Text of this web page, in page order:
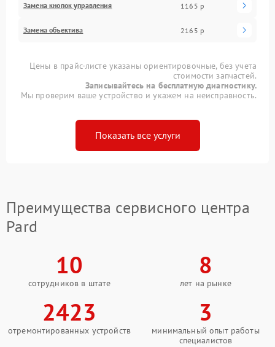
Замена кнопок управления 1165 р
Замена объектива 2165 р
Цены в прайс-листе указаны ориентировочные, без учета
стоимости запчастей.
Записывайтесь на бесплатную диагностику.
Мы проверим ваше устройство и укажем на неисправность.
Показать все услуги
Преимущества сервисного центра
Pard
10
сотрудников в штате
8
лет на рынке
2423
отремонтированных устройств
3
минимальный опыт работы
специалистов